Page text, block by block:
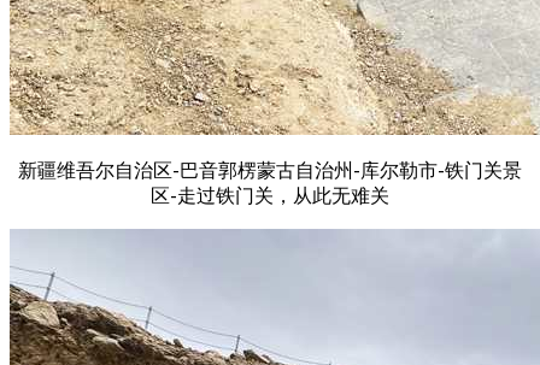
新疆维吾尔自治区-巴音郭楞蒙古自治州-库尔勒市-铁门关景
区-走过铁门关，从此无难关